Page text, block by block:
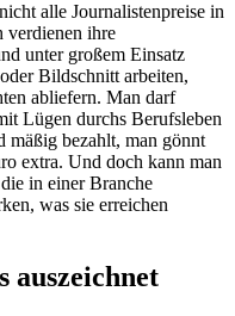
alle Journalistenpreise in
verdienen ihre
unter großem Einsatz
Bildschnitt arbeiten,
abliefern. Man darf
Lügen durchs Berufsleben
mäßig bezahlt, man gönnt
extra. Und doch kann man
in einer Branche
was sie erreichen
auszeichnet